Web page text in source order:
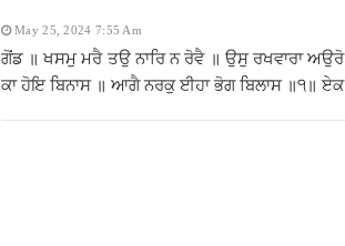
May 25, 2024 7:55 Am
ਗੋਂਡ ॥ ਖਸਮੁ ਮਰੈ ਤਉ ਨਾਰਿ ਨ ਰੋਵੈ ॥ ਉਸੁ ਰਖਵਾਰਾ
ਕਾ ਹੋਇ ਬਿਨਾਸ ॥ ਆਗੈ ਨਰਕੁ ਈਹਾ ਭੋਗ ਬਿਲਾਸ ॥੧॥ ਏਕ